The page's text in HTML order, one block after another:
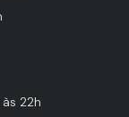
às 22h